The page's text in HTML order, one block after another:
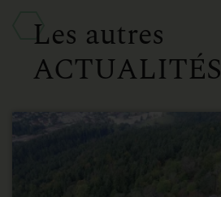
Les autres
ACTUALITÉS